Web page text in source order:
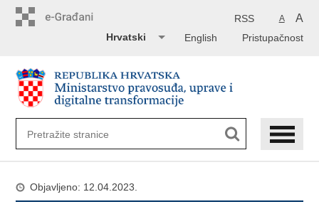
A A
RSS
Pristupačnost
English
Hrvatski
Objavljeno: 12.04.2023.